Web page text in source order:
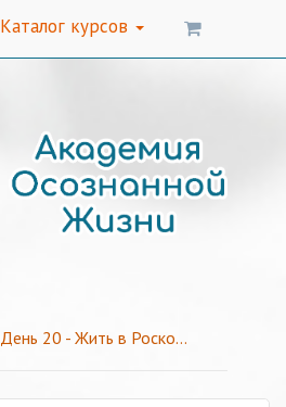
Каталог курсов
День 20 - Жить в Роскоши